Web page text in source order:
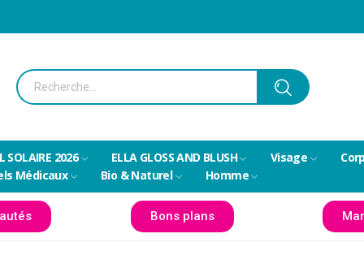
SOLAIRE 2026 ELLA GLOSS AND BLUSH Visage
Médicaux
Bio & Naturel Homme
Bons plans